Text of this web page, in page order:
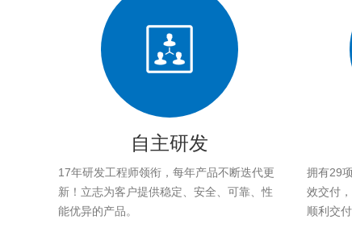
自主研发
17年研发工程师领衔，每年产品不断迭代更
新！立志为客户提供稳定、安全、可靠、性
能优异的产品。
拥有29
效交付
顺利交付